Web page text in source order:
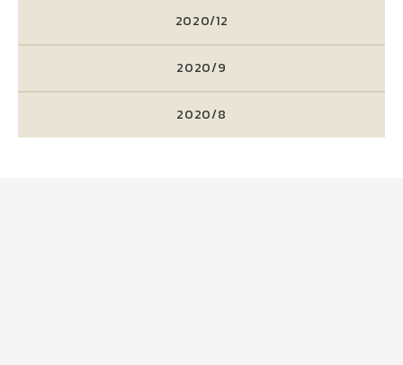
2020/12
2020/9
2020/8